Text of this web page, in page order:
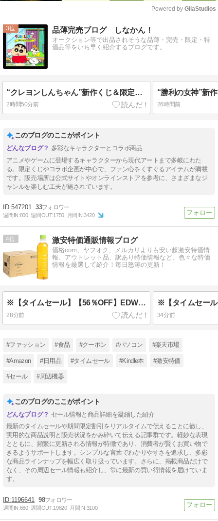
Powered by GliaStudios
3 品薄完売ブログ しなかん！
オークション等で出品されそうな品薄・完売・限定・特
価品等をいち早く紹介するブログです。
“クレヨンしんちゃん”新作くじ＆限定グッズほか!!【販売開始!】「一番くじ クレヨンしんちゃん 夏のバケーションだゾ」
2時間50分前 26時間前
このブログのここがポイント
多彩なキャラクターとコラボ商品
アニメやゲームに登場するキャラクターから現代アートまで多岐にわた
る。限定くじやコラボ企画が中心で、ファン心をくすぐるアイテムが満載
です。販売場所は公式サイトやオンラインストアを参考に、さまざまなジ
ャンルを楽しむ工夫が施されています。
547201 33
週間IN:800 週間OUT:1750 月間IN:3420
4 激安特価通販情報ブログ
価格com、ヤフオク、メルカリよりも安い超激安特価情
報、アウトレット品、訳あり特価情報など、色々な特価
情報を厳選して紹介！毎日怒涛の更新！
※【タイムセール】【56％OFF】EDWIN(エドウィン) メンズ メンズスポーツサンダルサンダル 28.0㎝ 2071円！
28分前 34分前
#ファッション #食品 #クーポン #パソコン #楽天市場
#Amazon #日用品 #タイムセール #Kindle本 #激安特価
#セール #周辺機器
このブログのここがポイント
セール情報と商品詳細を凝縮した紹介
最新のタイムセールや期間限定割引をリアルタイムで伝えることに徹し、
実用的な商品説明と販売状況をかみ砕いて伝える記事群です。軽妙な表現
とともに、頻繁に更新される情報が特徴であり、消費者が賢くお買い物で
きるようサポートします。シンプルな言葉でわかりやすさを追求し、多彩
な商品ラインナップを幅広く取り扱っています。さらに、掲載商品だけで
なく、その周辺セール情報も紹介し、常に最新の買い得情報を届けていま
す。
1196641 98
週間IN:660 週間OUT:19820 月間IN:3100